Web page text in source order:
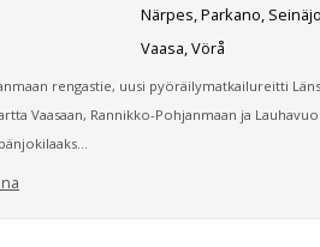
Närpes, Parkano,
Vaasa, Vörå
rengastie, uusi pyöräilymatkailureitti
Vaasaan, Rannikko-Pohjanmaan ja